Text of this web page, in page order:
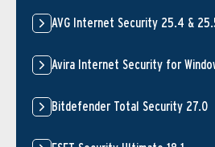
AVG Internet Security 25.4 &
Avira Internet Security for
Bitdefender Total Security 27.0